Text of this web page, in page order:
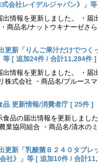
会社レイデルジャパン》」
情報を更新しました。 ・
商品名/ナットウキナーゼさ
更新「りんご果汁だけでつく
等 [ 追加24件 / 合計11,284件 ]
情報を更新しました。 ・届
株式会社 ・商品名/ブルース
更新情報/消費者庁 [ 25件 ]
食品の届出情報を更新しまし
業協同組合 ・商品名/清水の
更新「乳酸菌Ｂ２４０タブ
社》」等 [ 追加10件 / 合計